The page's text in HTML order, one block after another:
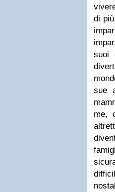
di
suoi
sue
me,